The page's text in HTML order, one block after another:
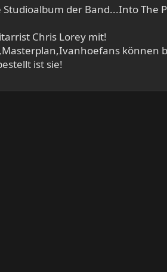
der Band...Into The
Chris Lorey mit!
können
ist sie!